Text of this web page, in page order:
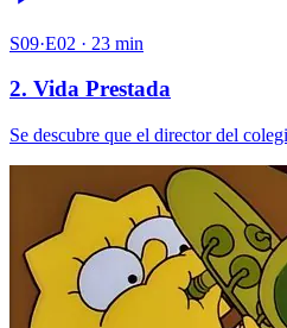
S09·E02 · 23 min
2. Vida Prestada
Se descubre que el director del